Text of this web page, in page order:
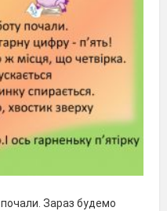
почали. Зараз будемо